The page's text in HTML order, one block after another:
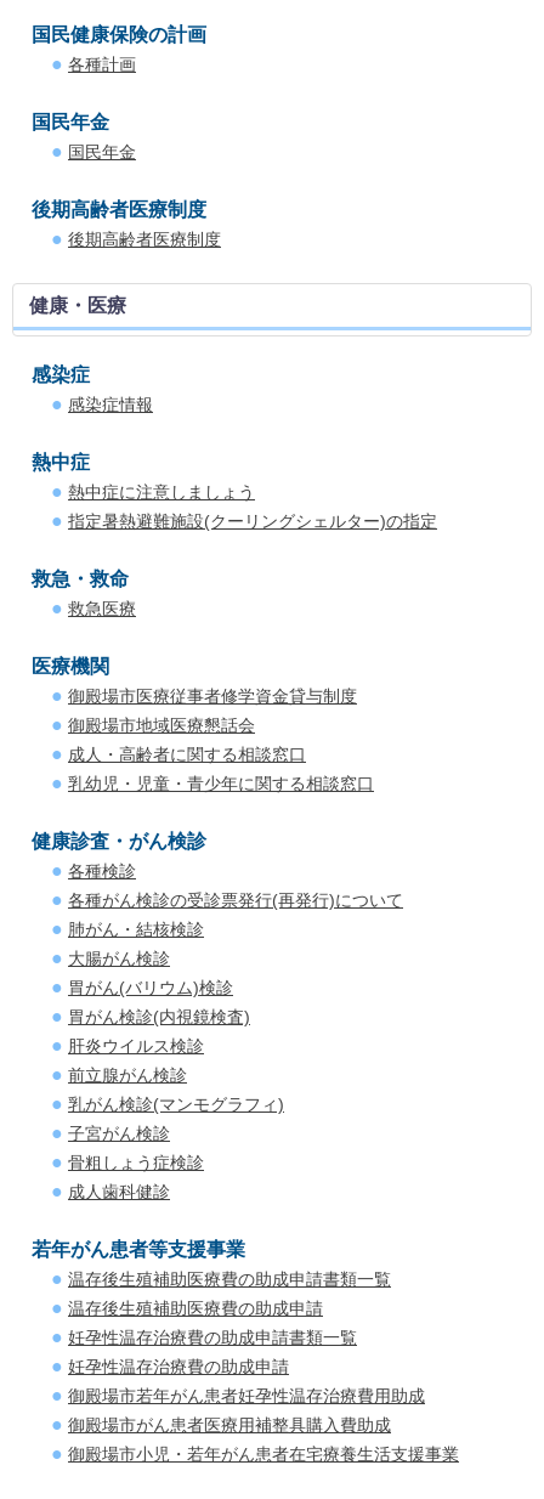
国民健康保険の計画
各種計画
国民年金
国民年金
後期高齢者医療制度
後期高齢者医療制度
健康・医療
感染症
感染症情報
熱中症
熱中症に注意しましょう
指定暑熱避難施設(クーリングシェルター)の指定
救急・救命
救急医療
医療機関
御殿場市医療従事者修学資金貸与制度
御殿場市地域医療懇話会
成人・高齢者に関する相談窓口
乳幼児・児童・青少年に関する相談窓口
健康診査・がん検診
各種検診
各種がん検診の受診票発行(再発行)について
肺がん・結核検診
大腸がん検診
胃がん(バリウム)検診
胃がん検診(内視鏡検査)
肝炎ウイルス検診
前立腺がん検診
乳がん検診(マンモグラフィ)
子宮がん検診
骨粗しょう症検診
成人歯科健診
若年がん患者等支援事業
温存後生殖補助医療費の助成申請書類一覧
温存後生殖補助医療費の助成申請
妊孕性温存治療費の助成申請書類一覧
妊孕性温存治療費の助成申請
御殿場市若年がん患者妊孕性温存治療費用助成
御殿場市がん患者医療用補整具購入費助成
御殿場市小児・若年がん患者在宅療養生活支援事業